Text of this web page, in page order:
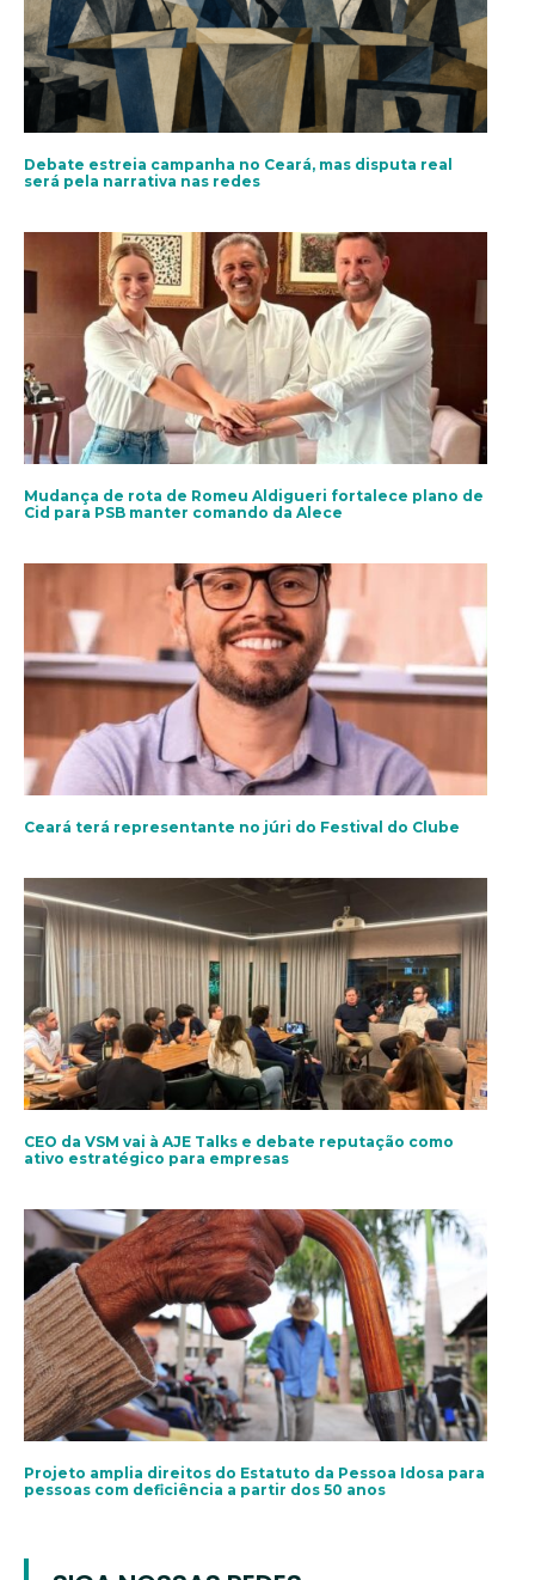
Debate estreia campanha no Ceará, mas disputa real
será pela narrativa nas redes
Mudança de rota de Romeu Aldigueri fortalece plano de
Cid para PSB manter comando da Alece
Ceará terá representante no júri do Festival do Clube
CEO da VSM vai à AJE Talks e debate reputação como
ativo estratégico para empresas
Projeto amplia direitos do Estatuto da Pessoa Idosa para
pessoas com deficiência a partir dos 50 anos